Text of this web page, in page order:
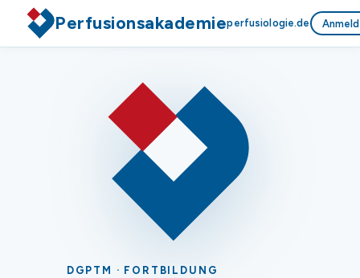
Perfusionsakademieperfusiologie.de
DGPTM · FORTBILDUNG